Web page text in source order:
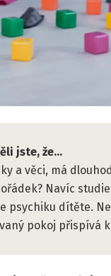
jste, že...
a věci, má
Navíc
psychiku dítěte.
pokoj přispívá